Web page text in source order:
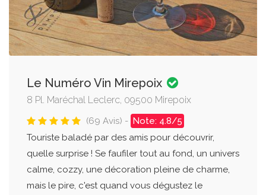
Le Numéro Vin Mirepoix
8 Pl. Maréchal Leclerc, 09500 Mirepoix
(69 Avis) - Note: 4.8/5
Touriste baladé par des amis pour découvrir,
quelle surprise ! Se faufiler tout au fond, un univers
calme, cozzy, une décoration pleine de charme,
mais le pire, c'est quand vous dégustez le